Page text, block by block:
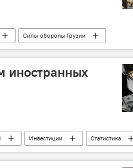
Силы обороны Грузии
армию
иностранных
Инвестиции
Статистика